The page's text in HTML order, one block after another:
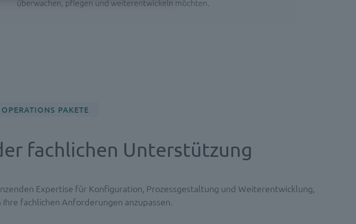
PAKETE
fachlichen Unterstützung
Expertise für Konfiguration, Prozessgestaltung und Weiterentwicklung,
fachlichen Anforderungen anzupassen.